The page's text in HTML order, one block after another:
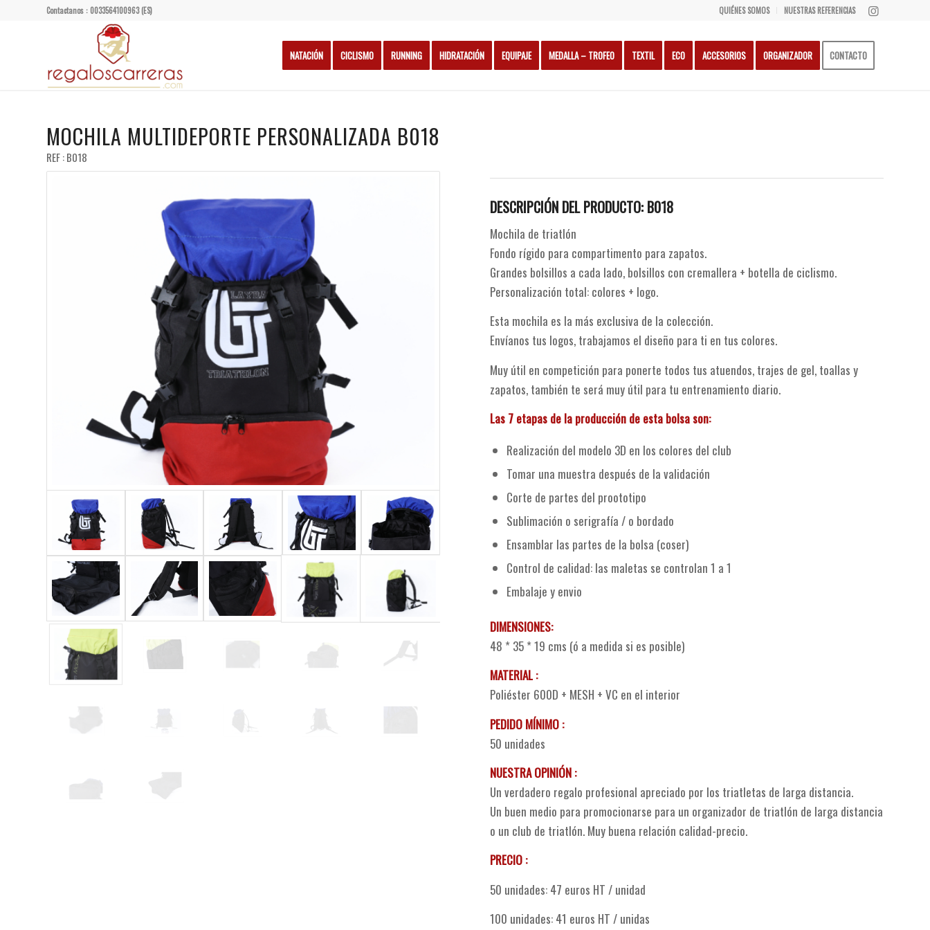
QUIÉNES SOMOS NUESTRAS REFERENCIAS
Contactanos : 0033564100963 (ES)
NATACIÓN CICLISMO RUNNING HIDRATACIÓN EQUIPAJE MEDALLA – TROFEO TEXTIL ECO ACCESORIOS ORGANIZADOR CONTACTO
MOCHILA MULTIDEPORTE PERSONALIZADA B018
REF : B018
DESCRIPCIÓN DEL PRODUCTO: B018
Mochila de triatlón
Fondo rígido para compartimento para zapatos.
Grandes bolsillos a cada lado, bolsillos con cremallera + botella de ciclismo.
Personalización total: colores + logo.
Esta mochila es la más exclusiva de la colección.
Envíanos tus logos, trabajamos el diseño para ti en tus colores.
Muy útil en competición para ponerte todos tus atuendos, trajes de gel, toallas y
zapatos, también te será muy útil para tu entrenamiento diario.
Las 7 etapas de la producción de esta bolsa son:
Realización del modelo 3D en los colores del club
Tomar una muestra después de la validación
Corte de partes del proototipo
Sublimación o serigrafía / o bordado
Ensamblar las partes de la bolsa (coser)
Control de calidad: las maletas se controlan 1 a 1
Embalaje y envio
DIMENSIONES:
48 * 35 * 19 cms (ó a medida si es posible)
MATERIAL :
Poliéster 600D + MESH + VC en el interior
PEDIDO MÍNIMO :
50 unidades
NUESTRA OPINIÓN :
Un verdadero regalo profesional apreciado por los triatletas de larga distancia.
Un buen medio para promocionarse para un organizador de triatlón de larga distancia
o un club de triatlón. Muy buena relación calidad-precio.
PRECIO :
50 unidades: 47 euros HT / unidad
100 unidades: 41 euros HT / unidas